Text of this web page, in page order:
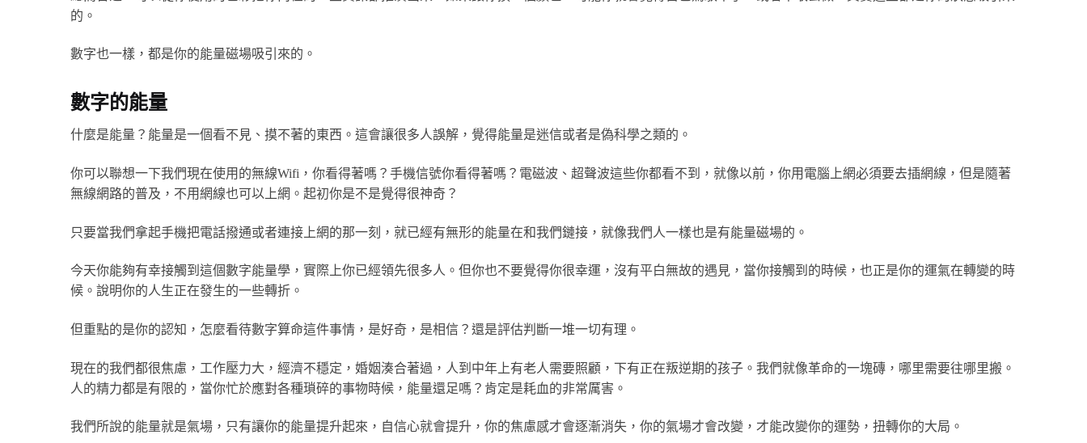
的。
數字也一樣，都是你的能量磁場吸引來的。
數字的能量
什麼是能量？能量是一個看不見、摸不著的東西。這會讓很多人誤解，覺得能量是迷信或者是偽科學之類的。
你可以聯想一下我們現在使用的無線Wifi，你看得著嗎？手機信號你看得著嗎？電磁波、超聲波這些你都看不到，就像以前，你用電腦上網必須要去插網線，但是隨著
無線網路的普及，不用網線也可以上網。起初你是不是覺得很神奇？
只要當我們拿起手機把電話撥通或者連接上網的那一刻，就已經有無形的能量在和我們鏈接，就像我們人一樣也是有能量磁場的。
今天你能夠有幸接觸到這個數字能量學，實際上你已經領先很多人。但你也不要覺得你很幸運，沒有平白無故的遇見，當你接觸到的時候，也正是你的運氣在轉變的時
候。說明你的人生正在發生的一些轉折。
但重點的是你的認知，怎麼看待數字算命這件事情，是好奇，是相信？還是評估判斷一堆一切有理。
現在的我們都很焦慮，工作壓力大，經濟不穩定，婚姻湊合著過，人到中年上有老人需要照顧，下有正在叛逆期的孩子。我們就像革命的一塊磚，哪里需要往哪里搬。
人的精力都是有限的，當你忙於應對各種瑣碎的事物時候，能量還足嗎？肯定是耗血的非常厲害。
我們所說的能量就是氣場，只有讓你的能量提升起來，自信心就會提升，你的焦慮感才會逐漸消失，你的氣場才會改變，才能改變你的運勢，扭轉你的大局。